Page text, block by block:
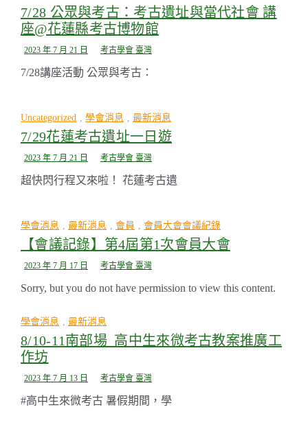
7/28 公眾與考古：考古遺址與當代社會 講
座@花蓮縣考古博物館
2023 年 7 月 21 日 考古學會 臺灣
7/28講座活動 公眾與考古：
Uncategorized 學會消息 最新消息
7/29花蓮考古遺址一日遊
2023 年 7 月 21 日 考古學會 臺灣
超快閃行程又來啦！ 花蓮考古遺
學會消息 最新消息 會員 會員大會會議紀錄
【會議記錄】第4屆第1次會員大會
2023 年 7 月 17 日 考古學會 臺灣
Sorry, but you do not have permission to view this content.
學會消息 , 最新消息
8/10-11南部場_高中生來微考古教案推廣工
作坊
2023 年 7 月 13 日 考古學會 臺灣
#高中生來微考古 暑假期間，學